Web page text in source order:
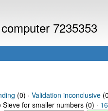
7235353
(0) · Validation inconclusive
Sieve for smaller numbers (0) ·